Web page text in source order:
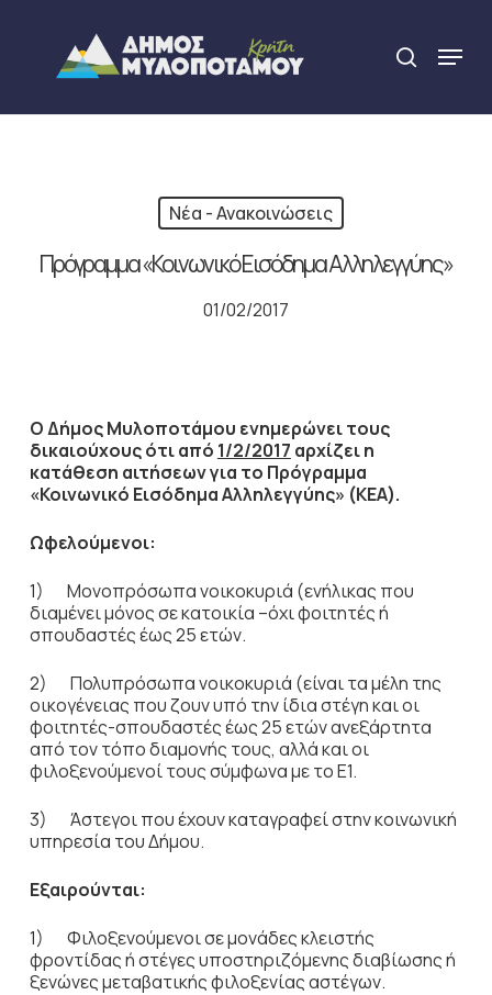
content
search
Menu
Νέα - Ανακοινώσεις
Πρόγραμμα «Κοινωνικό Εισόδημα Αλληλεγγύης»
01/02/2017
Ο Δήμος Μυλοποτάμου ενημερώνει τους
δικαιούχους ότι από 1/2/2017 αρχίζει η
κατάθεση αιτήσεων για το Πρόγραμμα
«Κοινωνικό Εισόδημα Αλληλεγγύης» (ΚΕΑ).
Ωφελούμενοι:
1) Μονοπρόσωπα νοικοκυριά (ενήλικας που
διαμένει μόνος σε κατοικία –όχι φοιτητές ή
σπουδαστές έως 25 ετών.
2) Πολυπρόσωπα νοικοκυριά (είναι τα μέλη της
οικογένειας που ζουν υπό την ίδια στέγη και οι
φοιτητές-σπουδαστές έως 25 ετών ανεξάρτητα
από τον τόπο διαμονής τους, αλλά και οι
φιλοξενούμενοί τους σύμφωνα με το Ε1.
3) Άστεγοι που έχουν καταγραφεί στην κοινωνική
υπηρεσία του Δήμου.
Εξαιρούνται:
1) Φιλοξενούμενοι σε μονάδες κλειστής
φροντίδας ή στέγες υποστηριζόμενης διαβίωσης ή
ξενώνες μεταβατικής φιλοξενίας αστέγων.
Close